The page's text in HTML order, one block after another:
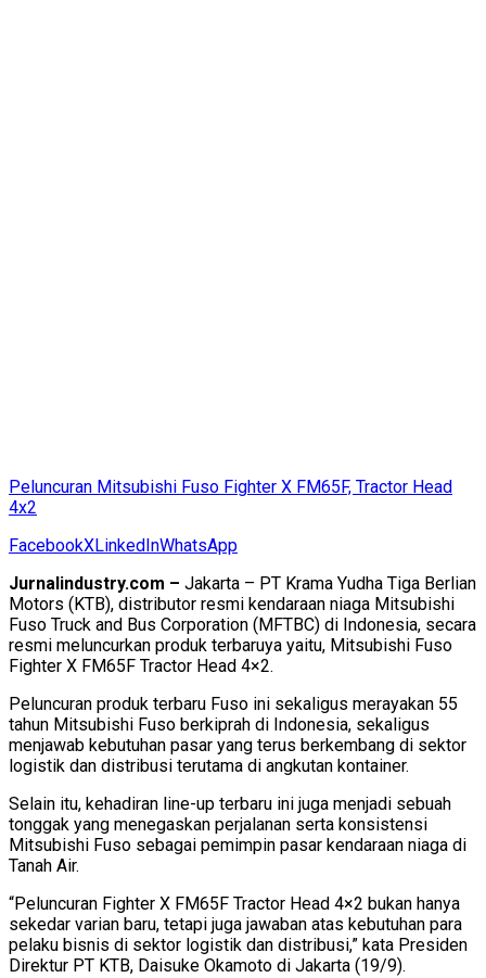
Peluncuran Mitsubishi Fuso Fighter X FM65F, Tractor Head
4x2
FacebookXLinkedInWhatsApp
Jurnalindustry.com – Jakarta – PT Krama Yudha Tiga Berlian
Motors (KTB), distributor resmi kendaraan niaga Mitsubishi
Fuso Truck and Bus Corporation (MFTBC) di Indonesia, secara
resmi meluncurkan produk terbaruya yaitu, Mitsubishi Fuso
Fighter X FM65F Tractor Head 4×2.
Peluncuran produk terbaru Fuso ini sekaligus merayakan 55
tahun Mitsubishi Fuso berkiprah di Indonesia, sekaligus
menjawab kebutuhan pasar yang terus berkembang di sektor
logistik dan distribusi terutama di angkutan kontainer.
Selain itu, kehadiran line-up terbaru ini juga menjadi sebuah
tonggak yang menegaskan perjalanan serta konsistensi
Mitsubishi Fuso sebagai pemimpin pasar kendaraan niaga di
Tanah Air.
“Peluncuran Fighter X FM65F Tractor Head 4×2 bukan hanya
sekedar varian baru, tetapi juga jawaban atas kebutuhan para
pelaku bisnis di sektor logistik dan distribusi,” kata Presiden
Direktur PT KTB, Daisuke Okamoto di Jakarta (19/9).